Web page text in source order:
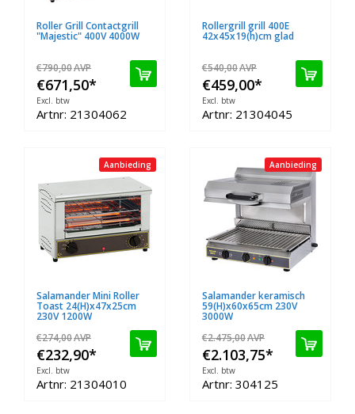
Roller Grill Contactgrill
"Majestic" 400V 4000W
€790,00AVP
€671,50*
Excl. btw
Artnr: 21304062
Rollergrill grill 400E
42x45x19(h)cm glad
€540,00AVP
€459,00*
Excl. btw
Artnr: 21304045
Aanbieding
Salamander Mini Roller
Toast 24(H)x47x25cm
230V 1200W
€274,00AVP
€232,90*
Excl. btw
Artnr: 21304010
Aanbieding
Salamander keramisch
59(H)x60x65cm 230V
3000W
€2.475,00AVP
€2.103,75*
Excl. btw
Artnr: 304125